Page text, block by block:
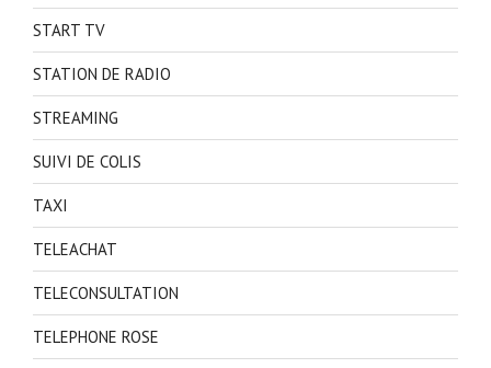
START TV
STATION DE RADIO
STREAMING
SUIVI DE COLIS
TAXI
TELEACHAT
TELECONSULTATION
TELEPHONE ROSE